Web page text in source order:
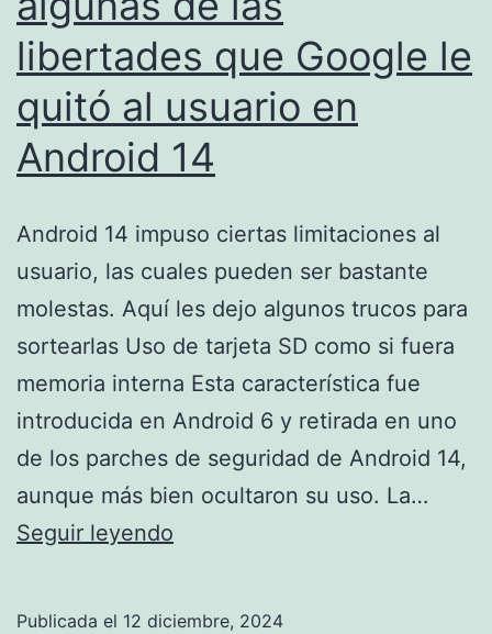
libertades que Google le
quitó al usuario en
Android 14
Android 14 impuso ciertas limitaciones al
usuario, las cuales pueden ser bastante
molestas. Aquí les dejo algunos trucos para
sortearlas Uso de tarjeta SD como si fuera
memoria interna Esta característica fue
introducida en Android 6 y retirada en uno
de los parches de seguridad de Android 14,
aunque más bien ocultaron su uso. La…
Seguir leyendo
Publicada el 12 diciembre, 2024